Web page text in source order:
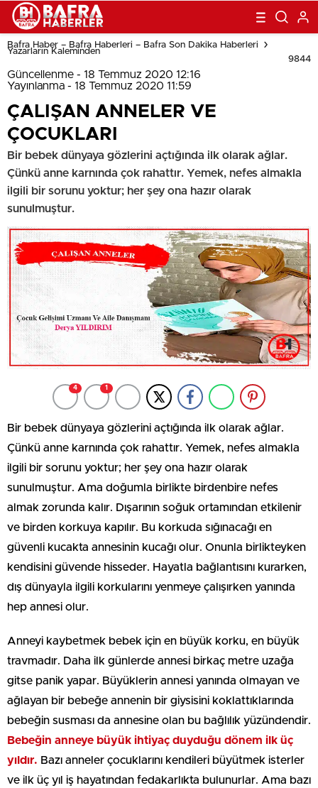
Bafra Haber – Bafra Haberleri – Bafra Son Dakika Haberleri
Yazarların Kaleminden
9844
Güncellenme - 18 Temmuz 2020 12:16
Yayınlanma - 18 Temmuz 2020 11:59
ÇALIŞAN ANNELER VE
ÇOCUKLARI
Bir bebek dünyaya gözlerini açtığında ilk olarak ağlar.
Çünkü anne karnında çok rahattır. Yemek, nefes almakla
ilgili bir sorunu yoktur; her şey ona hazır olarak
sunulmuştur.
4 1
Bir bebek dünyaya gözlerini açtığında ilk olarak ağlar.
Çünkü anne karnında çok rahattır. Yemek, nefes almakla
ilgili bir sorunu yoktur; her şey ona hazır olarak
sunulmuştur. Ama doğumla birlikte birdenbire nefes
almak zorunda kalır. Dışarının soğuk ortamından etkilenir
ve birden korkuya kapılır. Bu korkuda sığınacağı en
güvenli kucakta annesinin kucağı olur. Onunla birlikteyken
kendisini güvende hisseder. Hayatla bağlantısını kurarken,
dış dünyayla ilgili korkularını yenmeye çalışırken yanında
hep annesi olur.
Anneyi kaybetmek bebek için en büyük korku, en büyük
travmadır. Daha ilk günlerde annesi birkaç metre uzağa
gitse panik yapar. Büyüklerin annesi yanında olmayan ve
ağlayan bir bebeğe annenin bir giysisini koklattıklarında
bebeğin susması da annesine olan bu bağlılık yüzündendir.
Bebeğin anneye büyük ihtiyaç duyduğu dönem ilk üç
yıldır. Bazı anneler çocuklarını kendileri büyütmek isterler
ve ilk üç yıl iş hayatından fedakarlıkta bulunurlar. Ama bazı